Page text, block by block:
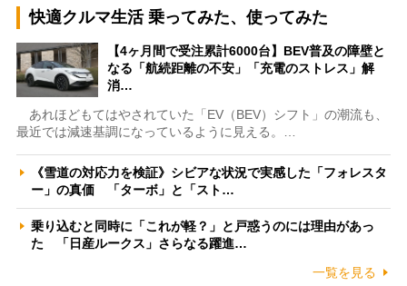
快適クルマ生活 乗ってみた、使ってみた
【4ヶ月間で受注累計6000台】BEV普及の障壁と
なる「航続距離の不安」「充電のストレス」解
消…
あれほどもてはやされていた「EV（BEV）シフト」の潮流も、
最近では減速基調になっているように見える。…
《雪道の対応力を検証》シビアな状況で実感した「フォレスタ
ー」の真価 「ターボ」と「スト…
乗り込むと同時に「これが軽？」と戸惑うのには理由があっ
た 「日産ルークス」さらなる躍進…
一覧を見る